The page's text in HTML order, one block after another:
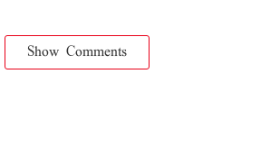
Show Comments